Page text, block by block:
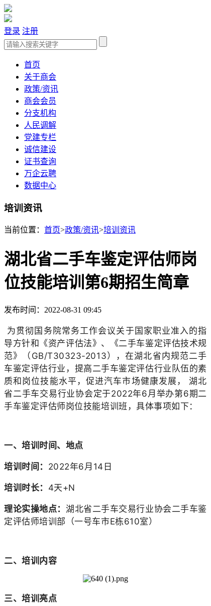
登录 注册
首页
关于商会
政策/资讯
商会会员
分支机构
人民调解
党建专栏
诚信建设
证书查询
万企云聘
数据中心
培训资讯
当前位置： 首页>政策/资讯>培训资讯
湖北省二手车鉴定评估师岗
位技能培训第6期招生简章
发布时间：2022-08-31 09:45
为贯彻国务院常务工作会议关于国家职业准入的指
导方针和《资产评估法》、《二手车鉴定评估技术规
范》（GB/T30323-2013），在湖北省内规范二手
车鉴定评估行业，提高二手车鉴定评估行业队伍的素
质和岗位技能水平，促进汽车市场健康发展， 湖北
省二手车交易行业协会定于2022年6月举办第6期二
手车鉴定评估师岗位技能培训班，具体事项如下：
一、培训时间、地点
培训时间： 2022年6月14日
培训时长： 4天+N
理论实操地点： 湖北省二手车交易行业协会二手车鉴
定评估师培训部（一号车市E栋610室）
二、培训内容
三、培训亮点